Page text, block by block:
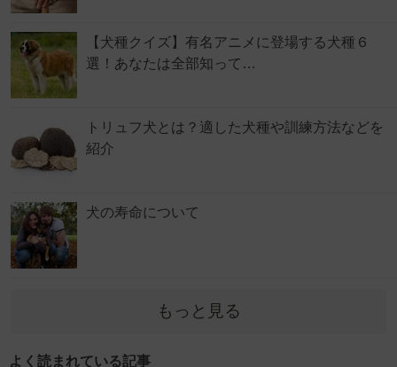
【犬種クイズ】有名アニメに登場する犬種６
選！あなたは全部知って…
トリュフ犬とは？適した犬種や訓練方法などを
紹介
犬の寿命について
もっと見る
よく読まれている記事